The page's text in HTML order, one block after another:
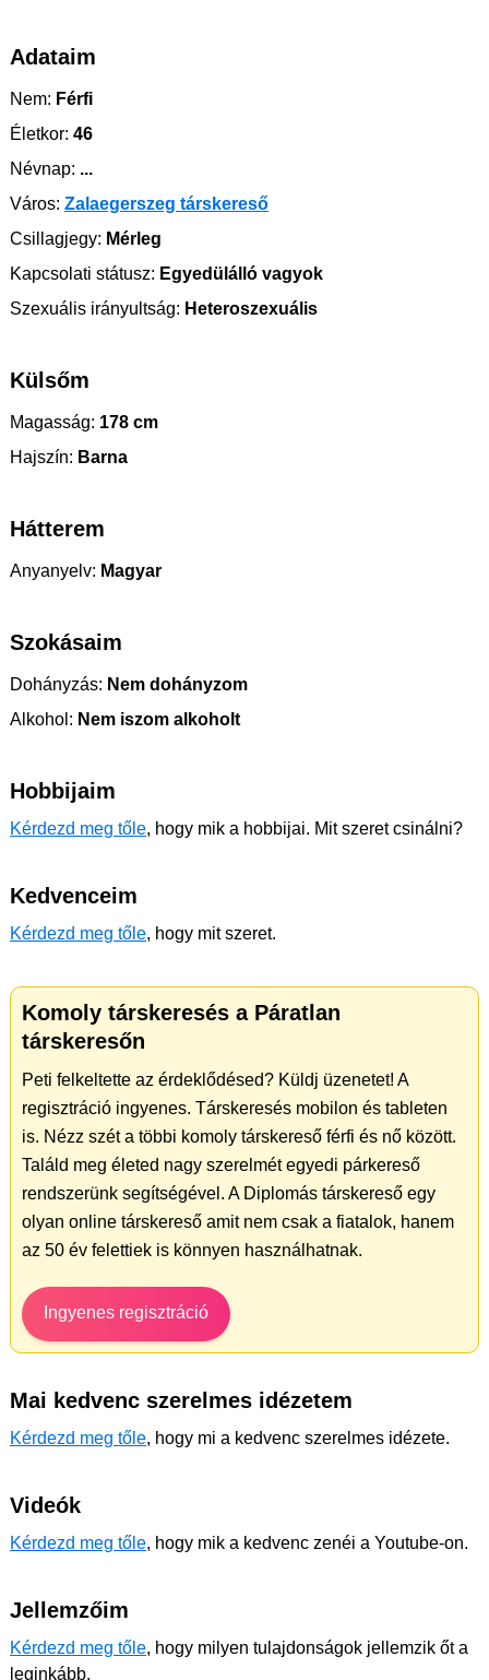
Adataim
Nem: Férfi
Életkor: 46
Névnap: ...
Város: Zalaegerszeg társkereső
Csillagjegy: Mérleg
Kapcsolati státusz: Egyedülálló vagyok
Szexuális irányultság: Heteroszexuális
Külsőm
Magasság: 178 cm
Hajszín: Barna
Hátterem
Anyanyelv: Magyar
Szokásaim
Dohányzás: Nem dohányzom
Alkohol: Nem iszom alkoholt
Hobbijaim
Kérdezd meg tőle, hogy mik a hobbijai. Mit szeret csinálni?
Kedvenceim
Kérdezd meg tőle, hogy mit szeret.
Komoly társkeresés a Páratlan
társkeresőn
Peti felkeltette az érdeklődésed? Küldj üzenetet! A
regisztráció ingyenes. Társkeresés mobilon és tableten
is. Nézz szét a többi komoly társkereső férfi és nő között.
Találd meg életed nagy szerelmét egyedi párkereső
rendszerünk segítségével. A Diplomás társkereső egy
olyan online társkereső amit nem csak a fiatalok, hanem
az 50 év felettiek is könnyen használhatnak.
Ingyenes regisztráció
Mai kedvenc szerelmes idézetem
Kérdezd meg tőle, hogy mi a kedvenc szerelmes idézete.
Videók
Kérdezd meg tőle, hogy mik a kedvenc zenéi a Youtube-on.
Jellemzőim
Kérdezd meg tőle, hogy milyen tulajdonságok jellemzik őt a
leginkább.